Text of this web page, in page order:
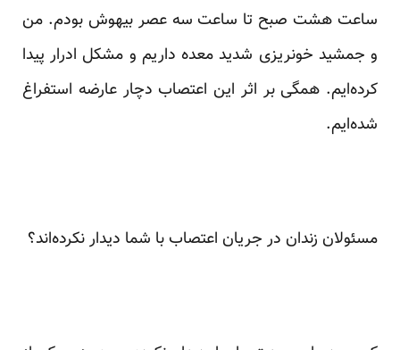
ساعت هشت صبح تا ساعت سه عصر بیهوش بودم. من
و جمشید خونریزی شدید معده داریم و مشکل ادرار پیدا
کرده‌ایم. همگی بر اثر این اعتصاب دچار عارضه استفراغ
شده‌ایم.
مسئولان زندان در جریان اعتصاب با شما دیدار نکرده‌اند؟